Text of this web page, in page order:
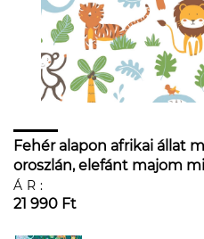
Fehér alapon afrikai állat
oroszlán, elefánt majom
ÁR:
21 990 Ft